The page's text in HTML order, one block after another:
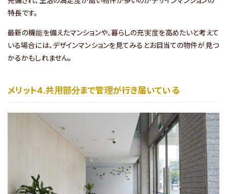
特長です。
最新の機能を備えたマンションや、暮らしの充実度を高めたいと考えて
いる場合には、デザインマンションを見てみるとお目当ての物件が見つ
かるかもしれません。
メリット4.共用部分まで管理が行き届いている